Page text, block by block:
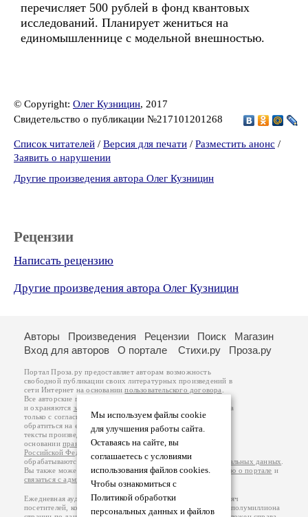
перечисляет 500 рублей в фонд квантовых
исследований. Планирует жениться на
единомышленнице с модельной внешностью.
© Copyright: Олег Кузницин, 2017
Свидетельство о публикации №217101201268
Список читателей / Версия для печати / Разместить анонс /
Заявить о нарушении
Другие произведения автора Олег Кузницин
Рецензии
Написать рецензию
Другие произведения автора Олег Кузницин
Мы используем файлы cookie
для улучшения работы сайта.
Оставаясь на сайте, вы
соглашаетесь с условиями
использования файлов cookies.
Чтобы ознакомиться с
Политикой обработки
персональных данных и файлов
Авторы Произведения Рецензии Поиск
Магазин
Вход для авторов
О портале Стихи.ру Проза.ру
Портал Проза.ру предоставляет авторам возможность
свободной публикации своих литературных произведений в
сети Интернет на основаниипользовательского договора
Все авторские права на произведения принадлежат авторам
и охраняются законом
. Перепечатка произведений возможна
только с согласия его автора, к которому вы можете
обратиться на его авторской странице. Ответственность за
тексты произведений авторы несут самостоятельно на
основанииправил публикацииизаконодательства
Российской Федерации
обрабатываются на основанииПолитики обработки персональных данных
Вы также можете посмотреть более подробнуюинформацию о портале и
связаться с администрацией
Ежедневная аудитория портала Проза.ру – порядка 100 тысяч
посетителей, которые в общей сумме просматривают более полумиллиона